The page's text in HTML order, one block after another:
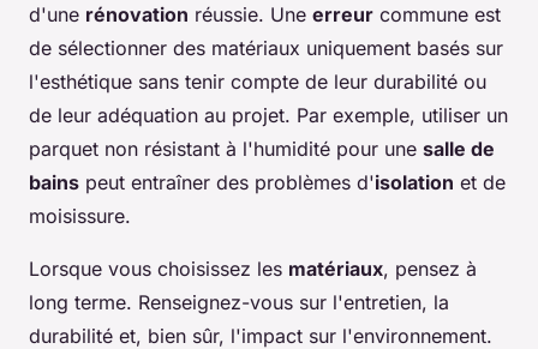
d'une rénovation réussie. Une erreur commune est
de sélectionner des matériaux uniquement basés sur
l'esthétique sans tenir compte de leur durabilité ou
de leur adéquation au projet. Par exemple, utiliser un
parquet non résistant à l'humidité pour une salle de
bains peut entraîner des problèmes d'isolation et de
moisissure.
Lorsque vous choisissez les matériaux, pensez à
long terme. Renseignez-vous sur l'entretien, la
durabilité et, bien sûr, l'impact sur l'environnement.